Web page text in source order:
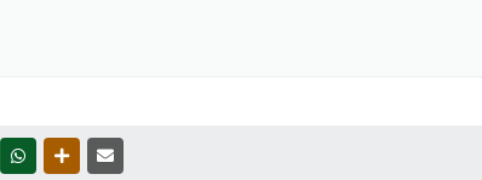
WHATSAPPOUTRAS MÍDIAS